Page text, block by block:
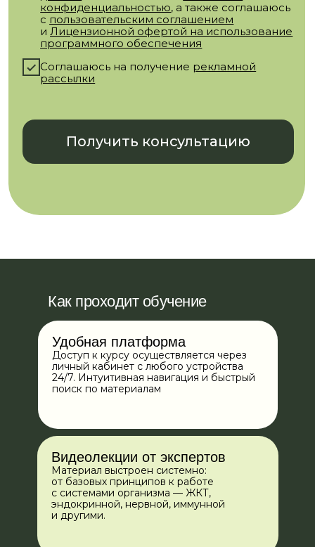
Как проходит обучение
Видеолекции от экспертов
Материал выстроен системно:
от базовых принципов к работе
с системами организма — ЖКТ,
эндокринной, нервной, иммунной
и другими.
Удобная платформа
Доступ к курсу осуществляется через
личный кабинет с любого устройства
24/7. Интуитивная навигация и быстрый
поиск по материалам
Программа обучения — 9
лекций
консультации
Скачать подробную программу
Модуль 1. Система
пищеварения
Вы научитесь:
и выявлять потенциальные
риски развития нарушений
Разрабатывать системный
алгоритм оптимизации работы
пищеварительной системы
система. Часть 1